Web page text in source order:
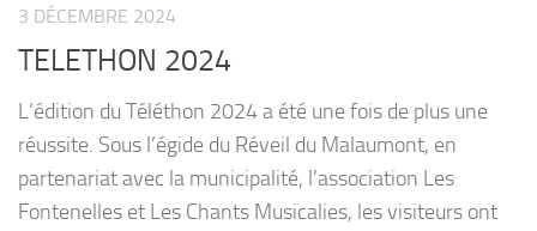
3 DÉCEMBRE 2024
TELETHON 2024
L’édition du Téléthon 2024 a été une fois de plus une
réussite. Sous l’égide du Réveil du Malaumont, en
partenariat avec la municipalité, l’association Les
Fontenelles et Les Chants Musicalies, les visiteurs ont